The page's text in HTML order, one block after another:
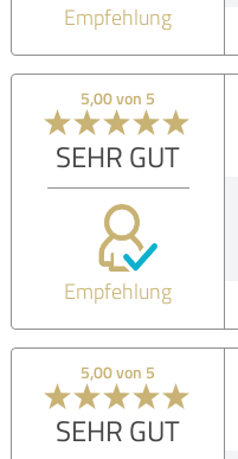
Empfehlung
5,00 von 5
SEHR GUT
Empfehlung
5,00 von 5
SEHR GUT